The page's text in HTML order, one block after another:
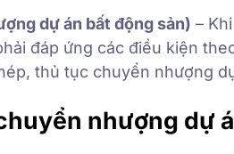
dự án bất động sản) –
đáp ứng các điều kiện
thủ tục chuyển nhượng
nhượng dự